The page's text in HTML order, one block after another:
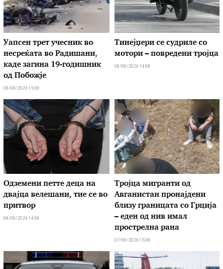
Уапсен трет учесник во
несреќата во Радишани,
каде загина 19-годишник
од Побожје
08/08/2026 15:08
Тинејџери се судриле со
мотори – повредени тројца
08/08/2026 14:08
Одземени петте деца на
двајца велешани, тие се во
притвор
08/08/2026 14:08
Тројца мигранти од
Авганистан пронајдени
близу границата со Грција
– еден од нив имал
прострелна рана
07/08/2026 15:08